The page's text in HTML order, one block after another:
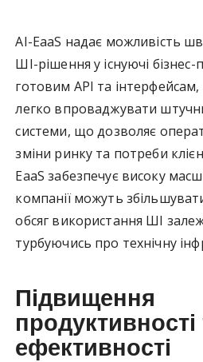
AI-EaaS надає можливість
ШІ-рішення у існуючі
готовим API та
легко впроваджувати
системи, що дозволяє
зміни ринку та потреби
EaaS забезпечує високу
компанії можуть
обсяг використання ШІ
турбуючись про технічну
Підвищення
продуктивності
ефективності